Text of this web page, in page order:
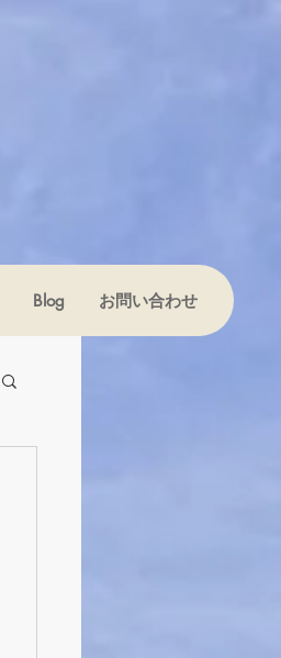
Blog お問い合わせ